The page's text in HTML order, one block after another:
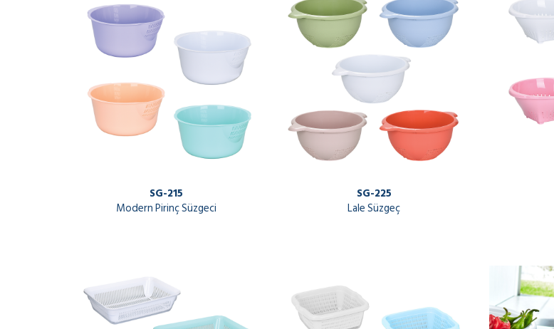
SG-215
Modern Pirinç Süzgeci
SG-225
Lale Süzgeç